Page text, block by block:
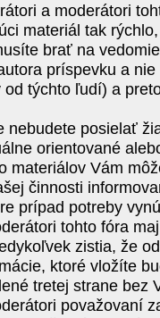
a moderátori
materiál tak
brať na
príspevku a
od týchto ľudí) a
nebudete posielať
orientované
materiálov Vám
činnosti
prípad potreby
tohto fóra
zistia, že
ktoré vložíte
tretej strane bez
považovaní